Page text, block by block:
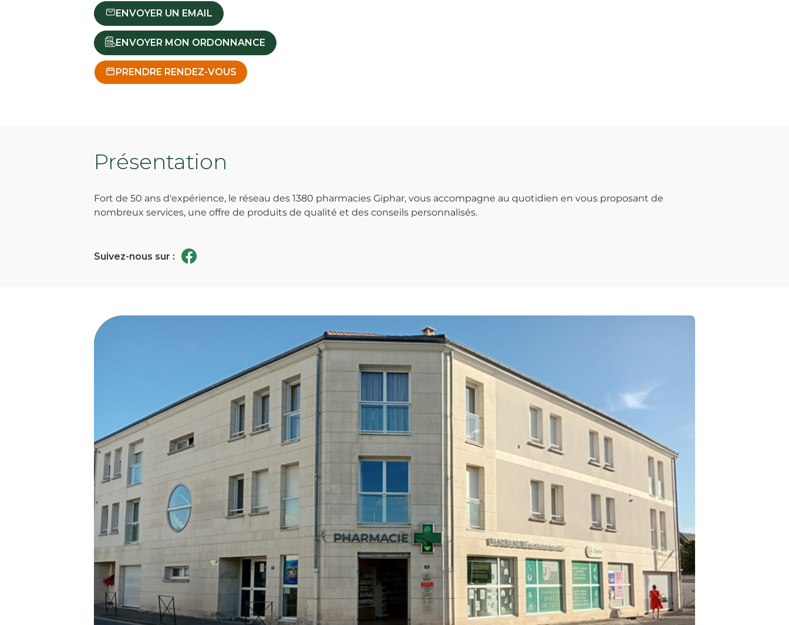
ENVOYER UN EMAIL
ENVOYER MON ORDONNANCE
PRENDRE RENDEZ-VOUS
Présentation
Fort de 50 ans d'expérience, le réseau des 1380 pharmacies Giphar, vous accompagne au quotidien en vous proposant de
nombreux services, une offre de produits de qualité et des conseils personnalisés.
Suivez-nous sur :